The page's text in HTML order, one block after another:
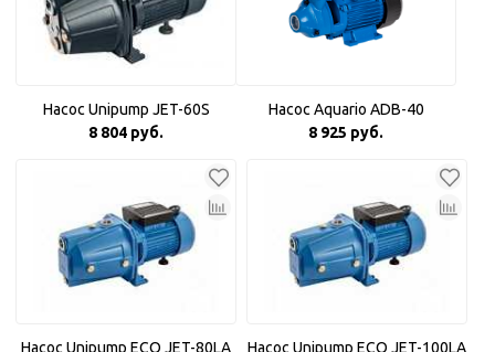
Насос Unipump JET-60S
8 804 руб.
Насос Aquario ADB-40
8 925 руб.
Насос Unipump ECO JET-80LA Насос Unipump ECO JET-100LA